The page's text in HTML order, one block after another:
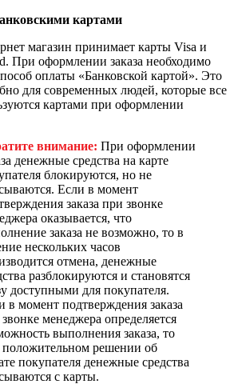
картами
магазин принимает карты Visa и
При оформлении заказа необходимо
оплаты «Банковской картой». Это
для современных людей, которые все
картами при оформлении
внимание: При оформлении
денежные средства на карте
блокируются, но не
Если в момент
заказа при звонке
оказывается, что
заказа не возможно, то в
нескольких часов
отмена, денежные
разблокируются и становятся
доступными для покупателя.
в момент подтверждения заказа
менеджера определяется
выполнения заказа, то
решении об
покупателя денежные средства
с карты.